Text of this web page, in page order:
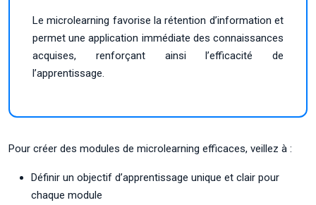
Le microlearning favorise la rétention d’information et
permet une application immédiate des connaissances
acquises, renforçant ainsi l’efficacité de
l’apprentissage.
Pour créer des modules de microlearning efficaces, veillez à :
Définir un objectif d’apprentissage unique et clair pour
chaque module